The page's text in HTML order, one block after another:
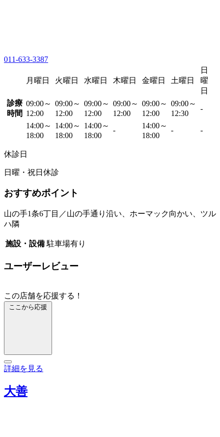
011-633-3387
月曜日 火曜日 水曜日 木曜日 金曜日 土曜日
日
曜
日
診療
時間
09:00～
12:00
09:00～
12:00
09:00～
12:00
09:00～
12:00
09:00～
12:00
09:00～
12:30
-
14:00～
18:00
14:00～
18:00
14:00～
18:00
-
14:00～
18:00
- -
休診日
日曜・祝日休診
おすすめポイント
山の手1条6丁目／山の手通り沿い、ホーマック向かい、ツル
ハ隣
施設・設備 駐車場有り
ユーザーレビュー
この店舗を応援する！
ここから応援
詳細を見る
大善